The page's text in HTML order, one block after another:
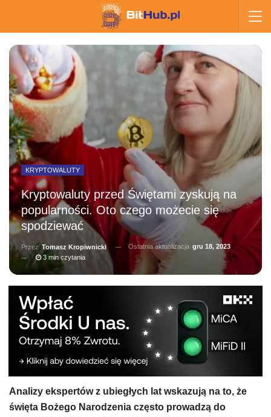
KRYPTOWALUTY
Kryptowaluty przed Świętami zyskują na
popularności. Oto czego możecie się
spodziewać
PrzezTomasz Kropiwnicki Ostatnia aktualizacja gru 18, 2023
3 min czytania
Analizy ekspertów z ubiegłych lat wskazują na to, że
święta Bożego Narodzenia często prowadzą do